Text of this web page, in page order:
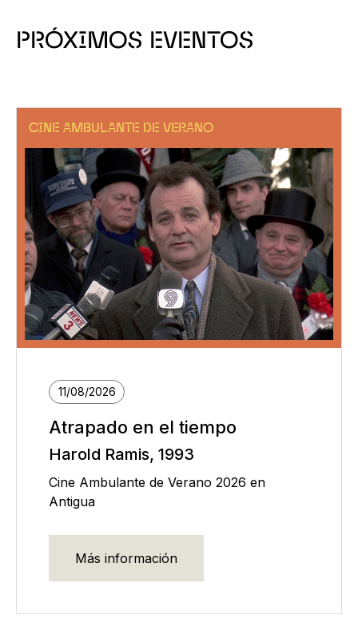
PRÓXIMOS EVENTOS
CINE AMBULANTE DE VERANO
11/08/2026
Atrapado en el tiempo
Harold Ramis, 1993
Cine Ambulante de Verano 2026 en
Antigua
Más información